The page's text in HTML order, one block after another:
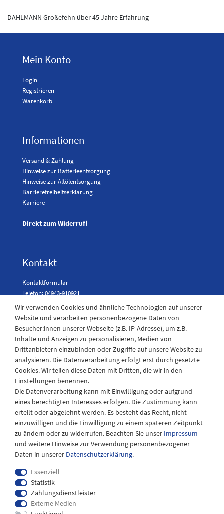
DAHLMANN Großefehn über 45 Jahre Erfahrung
Mein Konto
Login
Registrieren
Warenkorb
Informationen
Versand & Zahlung
Hinweise zur Batterieentsorgung
Hinweise zur Altölentsorgung
Barrierefreiheitserklärung
Karriere
Direkt zum Widerruf!
Kontakt
Kontaktformular
Telefon: 04943-910921
Laden Öffnungszeiten
Montag - Freitag
08:30 - 12:30 und 13.00 - 17.30 Uhr
Samstags
08:30 bis 12:30 Uhr
Impressum
Wir verwenden Cookies und ähnliche Technologien auf unserer
Website und verarbeiten personenbezogene Daten von
Besucher:innen unserer Webseite (z.B. IP-Adresse), um z.B.
Inhalte und Anzeigen zu personalisieren, Medien von
Drittanbietern einzubinden oder Zugriffe auf unsere Website zu
analysieren. Die Datenverarbeitung erfolgt erst durch gesetzte
Cookies. Wir teilen diese Daten mit Dritten, die wir in den
Einstellungen benennen.
Die Datenverarbeitung kann mit Einwilligung oder aufgrund
eines berechtigten Interesses erfolgen. Die Zustimmung kann
erteilt oder abgelehnt werden. Es besteht das Recht, nicht
einzuwilligen und die Einwilligung zu einem späteren Zeitpunkt
zu ändern oder zu widerrufen. Beachten Sie unser Impressum
und weitere Hinweise zur Verwendung personenbezogener
Daten in unserer Daten­schutz­erklärung.
Essenziell
Statistik
Zahlungsdienstleister
Externe Medien